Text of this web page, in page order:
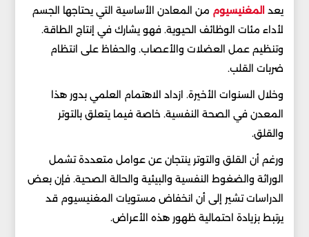
يعد المغنيسيوم من المعادن الأساسية التي يحتاجها الجسم
لأداء مئات الوظائف الحيوية. فهو يشارك في إنتاج الطاقة.
وتنظيم عمل العضلات والأعصاب. والحفاظ على انتظام
ضربات القلب.
وخلال السنوات الأخيرة. ازداد الاهتمام العلمي بدور هذا
المعدن في الصحة النفسية. خاصة فيما يتعلق بالتوتر
والقلق.
ورغم أن القلق والتوتر ينتجان عن عوامل متعددة تشمل
الوراثة والضغوط النفسية والبيئية والحالة الصحية. فإن بعض
الدراسات تشير إلى أن انخفاض مستويات المغنيسيوم قد
يرتبط بزيادة احتمالية ظهور هذه الأعراض.